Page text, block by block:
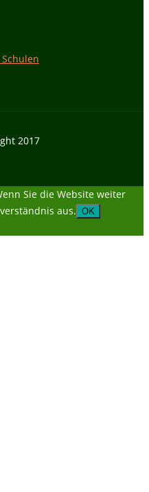
2017
Sie die Website weiter
aus. OK